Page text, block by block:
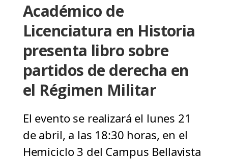
Académico de
Licenciatura en Historia
presenta libro sobre
partidos de derecha en
el Régimen Militar
El evento se realizará el lunes 21
de abril, a las 18:30 horas, en el
Hemiciclo 3 del Campus Bellavista